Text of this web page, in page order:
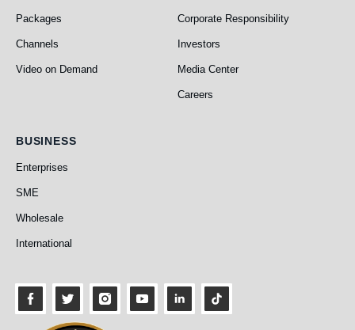
Packages
Channels
Video on Demand
Corporate Responsibility
Investors
Media Center
Careers
Business
BUSINESS
Enterprises
SME
Wholesale
International